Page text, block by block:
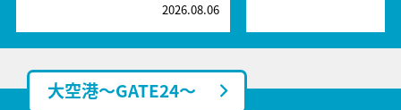
2026.08.06
大空港～GATE24～